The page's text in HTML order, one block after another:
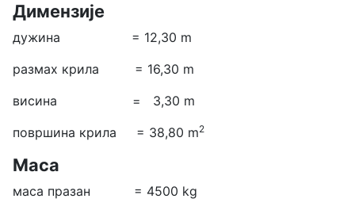
Димензије
дужина = 12,30 m
размах крила = 16,30 m
висина = 3,30 m
површина крила = 38,80 m2
Маса
маса празан = 4500 kg